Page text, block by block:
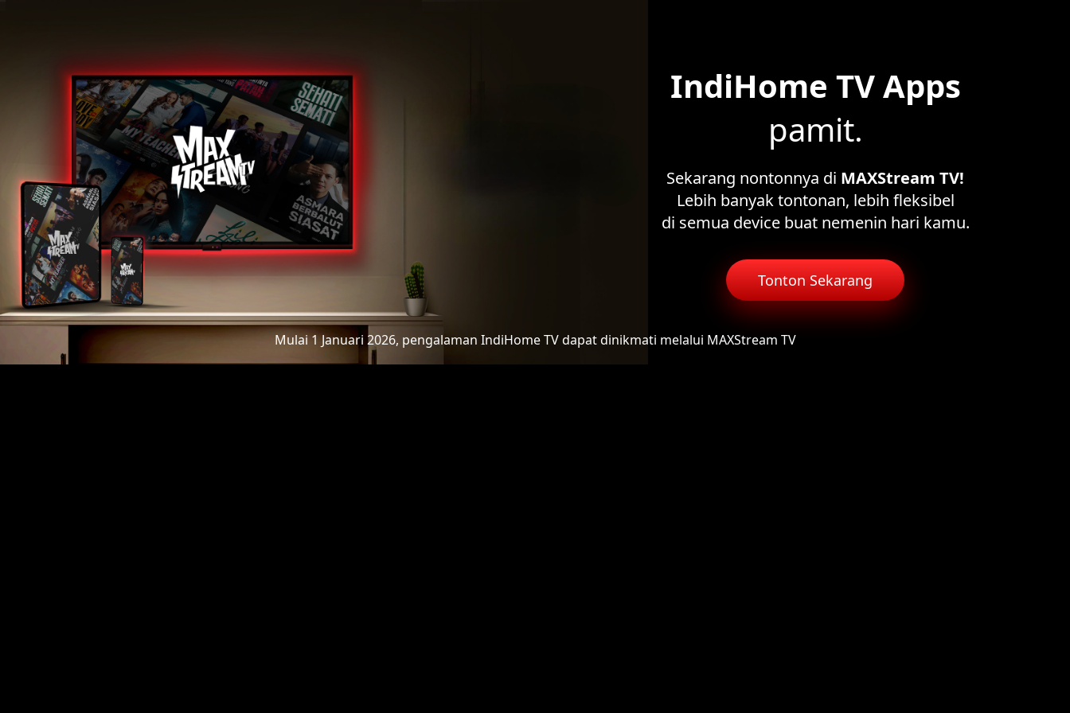
IndiHome TV Apps
pamit.
Sekarang nontonnya di MAXStream TV!
Lebih banyak tontonan, lebih fleksibel
di semua device buat nemenin hari kamu.
Tonton Sekarang
Mulai 1 Januari 2026, pengalaman IndiHome TVdapat dinikmati melalui MAXStream TV